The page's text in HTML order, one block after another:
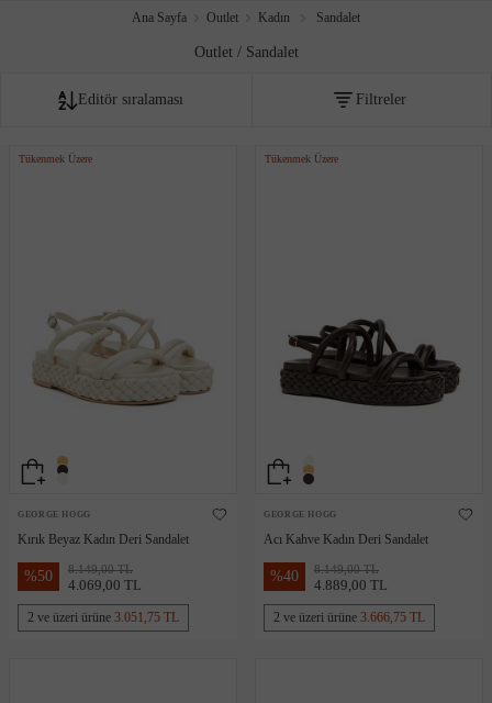
Ana Sayfa Outlet Kadın Sandalet
Outlet / Sandalet
Editör sıralaması
Çok satanlar
Akıllı sıralama
Yeni Eklenenler
Filtreler
Tükenmek Üzere
GEORGE HOGG
Kırık Beyaz Kadın Deri Sandalet
%50 8.149,00 TL
4.069,00 TL
2 ve üzeri ürüne 3.051,75 TL
Tükenmek Üzere
GEORGE HOGG
Acı Kahve Kadın Deri Sandalet
%40 8.149,00 TL
4.889,00 TL
2 ve üzeri ürüne 3.666,75 TL